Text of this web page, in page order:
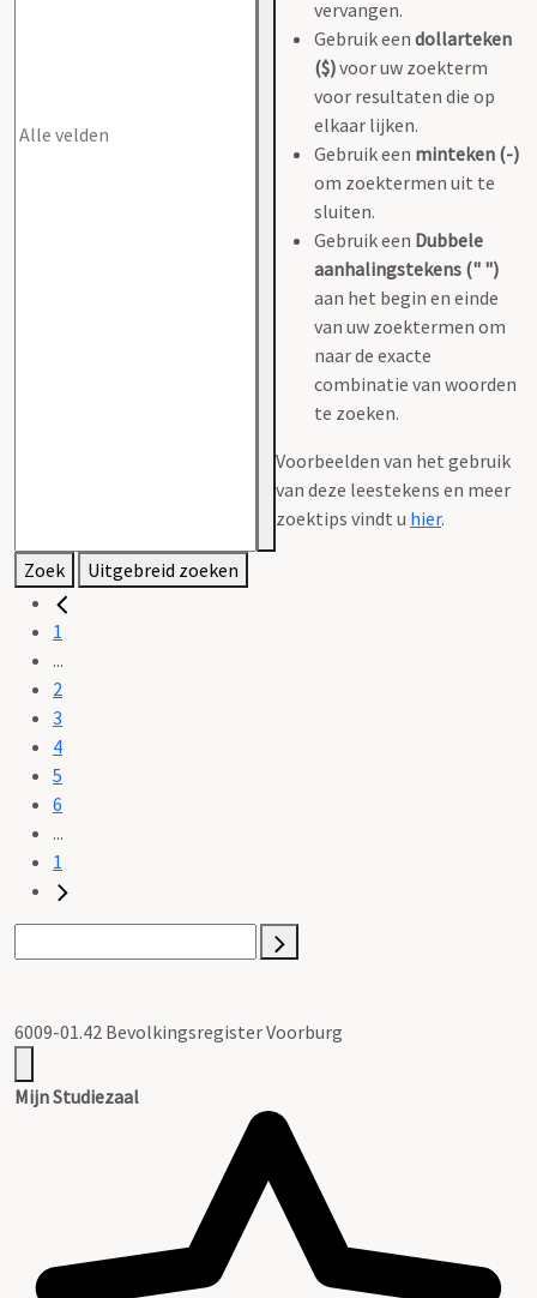
vervangen.
Gebruik een dollarteken
($)voor uw zoekterm
voor resultaten die op
elkaar lijken.
Gebruik een minteken (-)
om zoektermen uit te
sluiten.
Gebruik een Dubbele
aanhalingstekens (" ")
aan het begin en einde
van uw zoektermen om
naar de exacte
combinatie van woorden
te zoeken.
Voorbeelden van het gebruik
van deze leestekens en meer
zoektips vindt u hier.
Zoek Uitgebreid zoeken
1
...
2
3
4
5
6
...
1
6009-01.42 Bevolkingsregister Voorburg
Mijn Studiezaal